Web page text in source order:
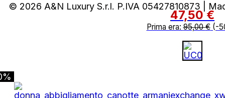
47,50€
Prima era:95,00€(-
© 2026 A&N Luxury S.r.l. P.IVA 05427810873 |